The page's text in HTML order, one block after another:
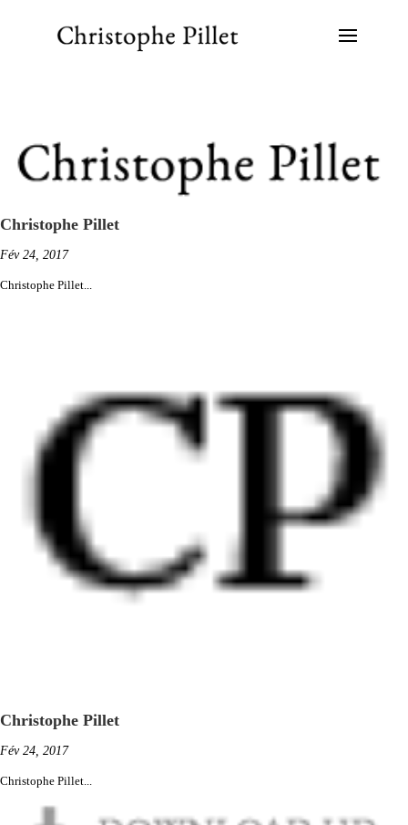
Christophe Pillet
Fév 24, 2017
Christophe Pillet...
Christophe Pillet
Fév 24, 2017
Christophe Pillet...